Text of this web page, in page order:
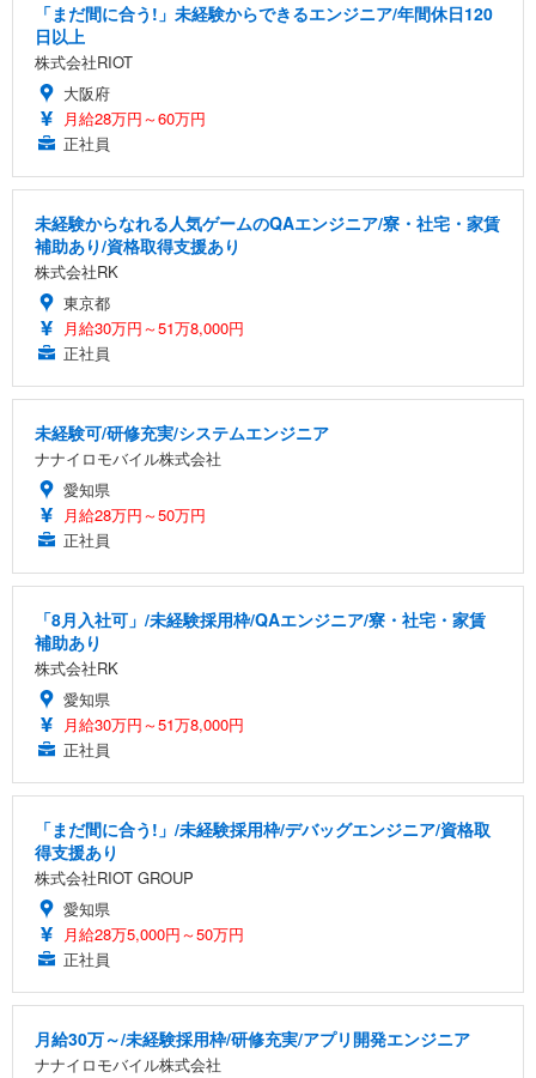
「まだ間に合う!」未経験からできるエンジニア/年間休日120
日以上
株式会社RIOT
大阪府
月給28万円～60万円
正社員
未経験からなれる人気ゲームのQAエンジニア/寮・社宅・家賃
補助あり/資格取得支援あり
株式会社RK
東京都
月給30万円～51万8,000円
正社員
未経験可/研修充実/システムエンジニア
ナナイロモバイル株式会社
愛知県
月給28万円～50万円
正社員
「8月入社可」/未経験採用枠/QAエンジニア/寮・社宅・家賃
補助あり
株式会社RK
愛知県
月給30万円～51万8,000円
正社員
「まだ間に合う!」/未経験採用枠/デバッグエンジニア/資格取
得支援あり
株式会社RIOT GROUP
愛知県
月給28万5,000円～50万円
正社員
月給30万～/未経験採用枠/研修充実/アプリ開発エンジニア
ナナイロモバイル株式会社